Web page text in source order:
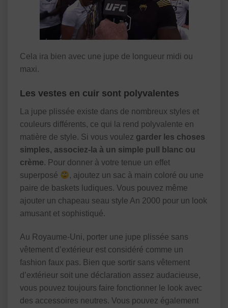
Cela ira bien avec une jupe de longueur midi ou
maxi.
Les vestes en cuir sont polyvalentes
La jupe plissée existe dans de nombreux styles et
couleurs différents, ce qui la rend polyvalente en
matière de style. Si vous voulez garder les choses
simples, associez-la à un simple pull blanc ou
crème. Pour donner à votre tenue un effet
superposé
, ajoutez un sac à main coloré ou une
paire de baskets ludiques. Vous pouvez même
ajouter un chapeau seau style An 2000 pour un look
amusant et sophistiqué.
Au Royaume-Uni, porter une jupe plissée sans
vêtement d’extérieur est considéré comme un
fashion faux pas. Bien que sortir sans vêtement
d’extérieur soit une déclaration assez audacieuse,
vous pouvez toujours faire fonctionner le look avec
des accessoires neutres. Vous pouvez également